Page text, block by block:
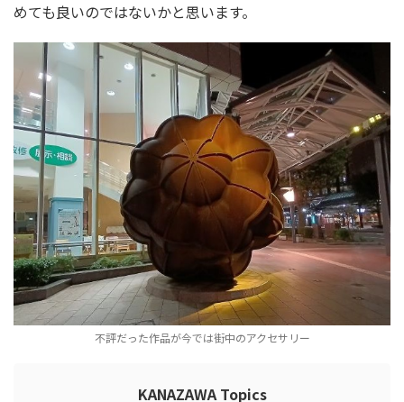
めても良いのではないかと思います。
不評だった作品が今では街中のアクセサリー
KANAZAWA Topics